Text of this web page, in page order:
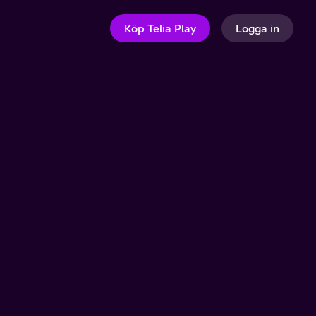
Köp Telia Play Logga in